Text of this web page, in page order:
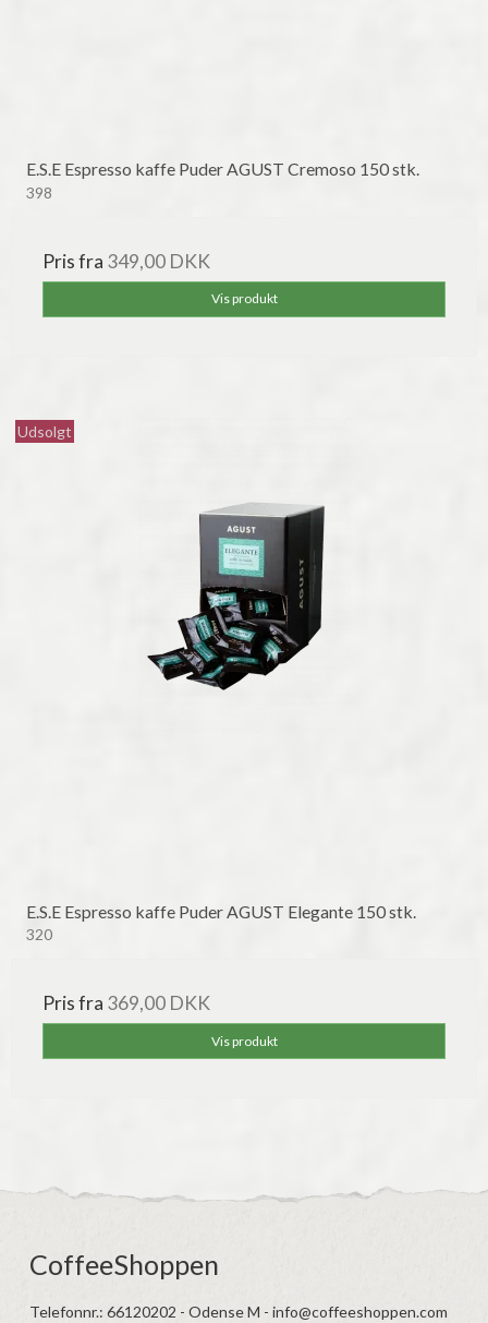
E.S.E Espresso kaffe Puder AGUST Cremoso 150 stk.
398
Pris fra 349,00 DKK
Vis produkt
Udsolgt
E.S.E Espresso kaffe Puder AGUST Elegante 150 stk.
320
Pris fra 369,00 DKK
Vis produkt
CoffeeShoppen
Telefonnr.: 66120202 - Odense M - info@coffeeshoppen.com